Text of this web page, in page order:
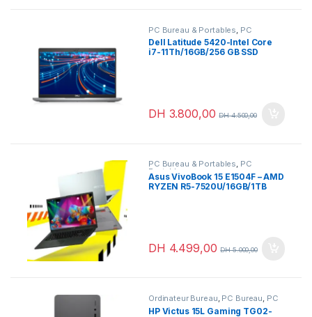
PC Bureau & Portables PC
Portables Portables
professionnels
Dell Latitude 5420-Intel Core
i7-11Th/16GB/256 GB SSD
DH 3.800,00 DH4.500,00
PC Bureau & Portables, PC
Portables
Asus VivoBook 15 E1504F – AMD
RYZEN R5-7520U/16GB/1TB
DH 4.499,00 DH5.000,00
Ordinateur Bureau PC Bureau PC
Bureau & Portables PC Gamer
HP Victus 15L Gaming TG02-